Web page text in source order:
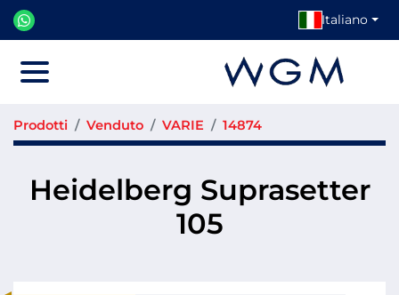
Italiano
Prodotti Venduto VARIE 14874
Heidelberg Suprasetter
105